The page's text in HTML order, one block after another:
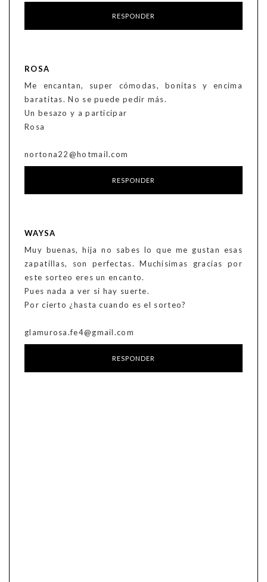
RESPONDER
ROSA
Me encantan, super cómodas, bonitas y encima
baratitas. No se puede pedir más.
Un besazo y a participar
Rosa
nortona22@hotmail.com
RESPONDER
WAYSA
Muy buenas, hija no sabes lo que me gustan esas
zapatillas, son perfectas. Muchisimas gracias por
este sorteo eres un encanto.
Pues nada a ver si hay suerte.
Por cierto ¿hasta cuando es el sorteo?
glamurosa.fe4@gmail.com
RESPONDER